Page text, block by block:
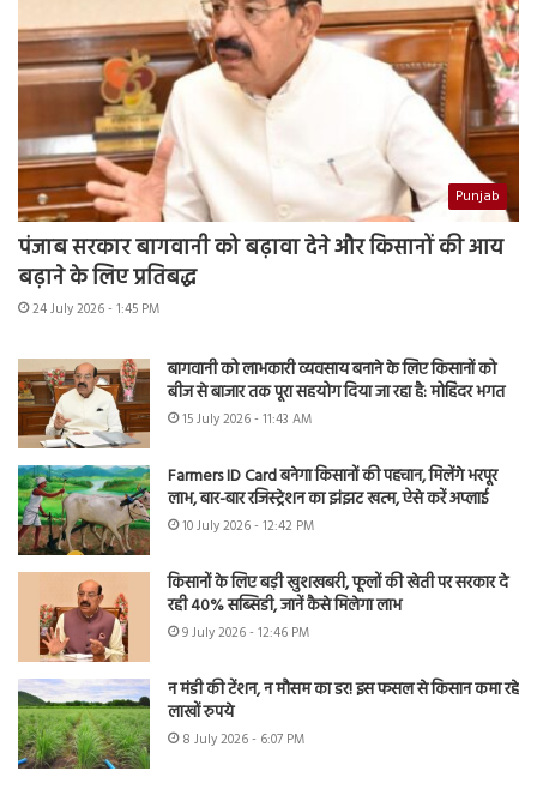
Punjab
पंजाब सरकार बागवानी को बढ़ावा देने और किसानों की आय
बढ़ाने के लिए प्रतिबद्ध
24 July 2026 - 1:45 PM
बागवानी को लाभकारी व्यवसाय बनाने के लिए किसानों को
बीज से बाजार तक पूरा सहयोग दिया जा रहा है: मोहिंदर भगत
15 July 2026 - 11:43 AM
Farmers ID Card बनेगा किसानों की पहचान, मिलेंगे भरपूर
लाभ, बार-बार रजिस्ट्रेशन का झंझट खत्म, ऐसे करें अप्लाई
10 July 2026 - 12:42 PM
किसानों के लिए बड़ी खुशखबरी, फूलों की खेती पर सरकार दे
रही 40% सब्सिडी, जानें कैसे मिलेगा लाभ
9 July 2026 - 12:46 PM
न मंडी की टेंशन, न मौसम का डर! इस फसल से किसान कमा रहे
लाखों रुपये
8 July 2026 - 6:07 PM